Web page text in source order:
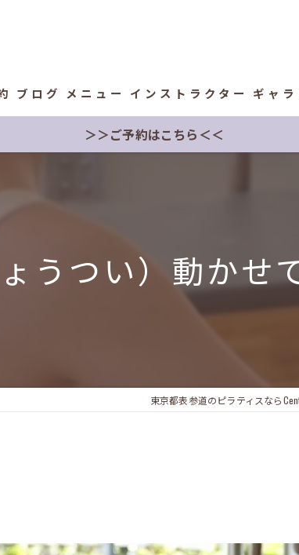
ブログ メニュー インストラクター ギャラ
＞＞ご予約はこちら＜＜
うつい）動かせ
東京都表参道のピラティスなら